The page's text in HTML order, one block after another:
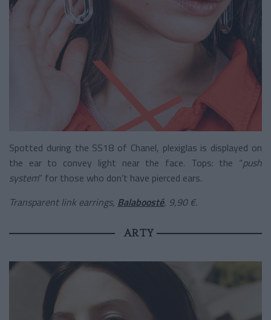
Spotted during the SS18 of Chanel, plexiglas is displayed on
the ear to convey light near the face. Tops: the “push
system” for those who don’t have pierced ears.
Transparent link earrings, Balaboosté, 9,90 €.
ARTY